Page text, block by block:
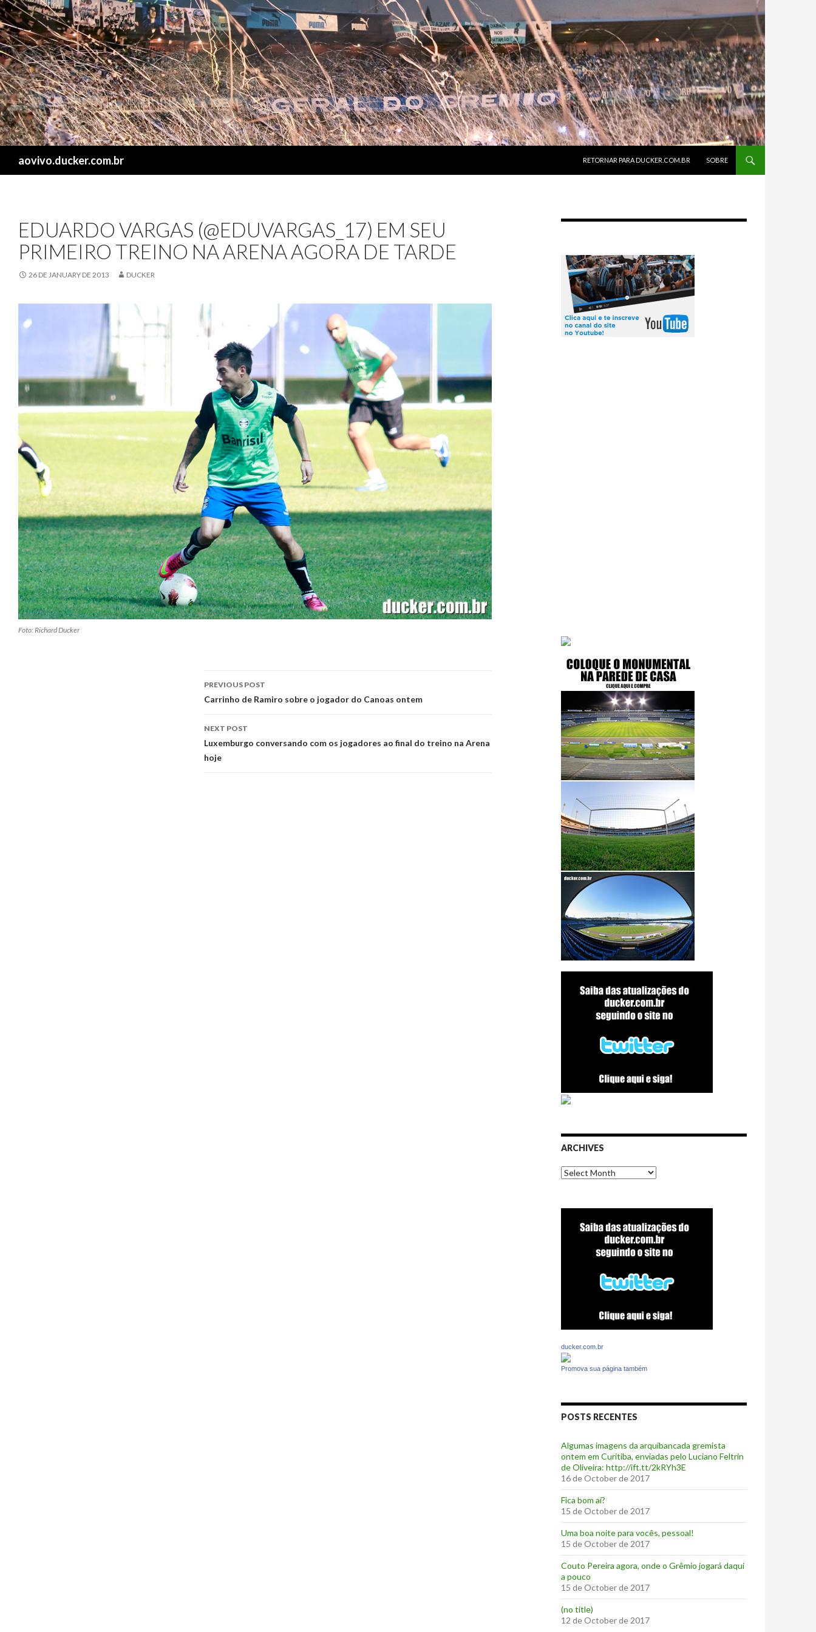
aovivo.ducker.com.br
RETORNAR PARA DUCKER.COM.BR
SOBRE
EDUARDO VARGAS (@EDUVARGAS_17) EM SEU
PRIMEIRO TREINO NA ARENA AGORA DE TARDE
26 DE JANUARY DE 2013 DUCKER
Foto: Richard Ducker
Post
navigation
PREVIOUS POST
Carrinho de Ramiro sobre o jogador do Canoas ontem
NEXT POST
Luxemburgo conversando com os jogadores ao final do treino na Arena
hoje
ARCHIVES
Archives
ducker.com.br
Promova sua página também
POSTS RECENTES
Algumas imagens da arquibancada gremista
ontem em Curitiba, enviadas pelo Luciano Feltrin
de Oliveira: http://ift.tt/2kRYh3E
16 de October de 2017
‪Fica bom aí?‬
15 de October de 2017
Uma boa noite para vocês, pessoal!
15 de October de 2017
‪Couto Pereira agora, onde o Grêmio jogará daqui
a pouco ‬
15 de October de 2017
(no title)
12 de October de 2017